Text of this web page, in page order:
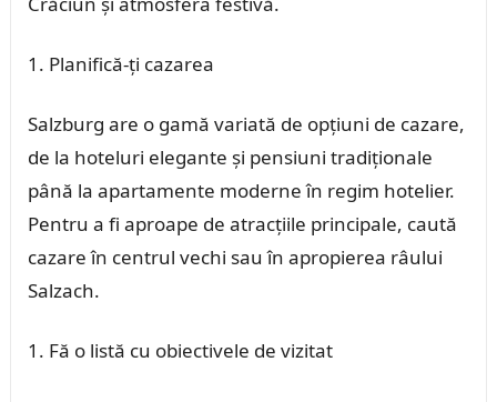
Planifică-ți cazarea
Salzburg are o gamă variată de opțiuni de cazare,
de la hoteluri elegante și pensiuni tradiționale
până la apartamente moderne în regim hotelier.
Pentru a fi aproape de atracțiile principale, caută
cazare în centrul vechi sau în apropierea râului
Salzach.
Fă o listă cu obiectivele de vizitat